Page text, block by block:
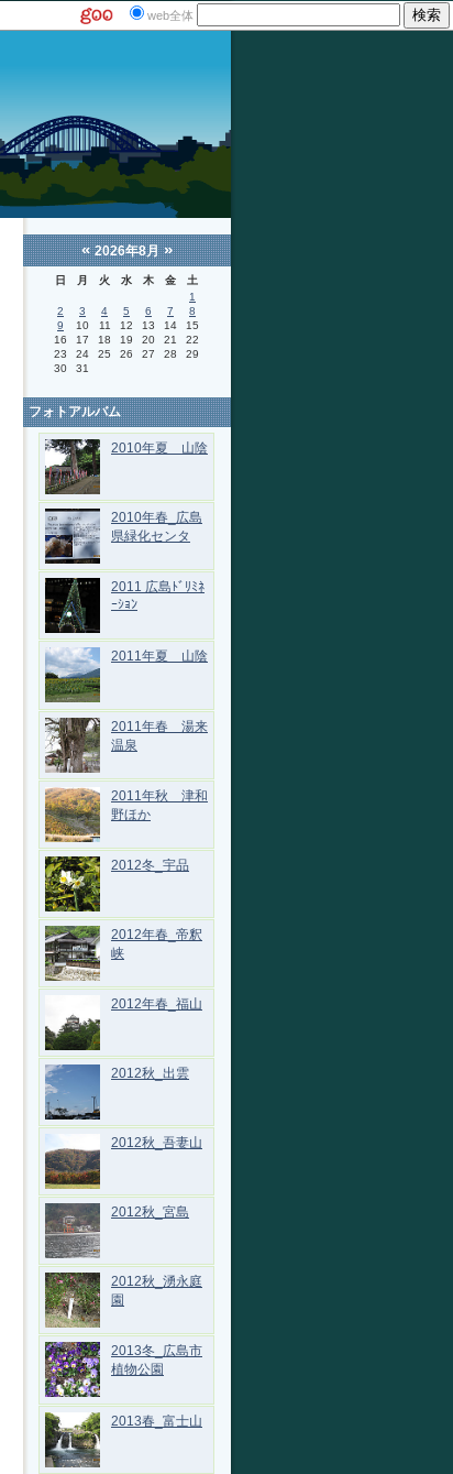
web全体
«2026年8月»
日 月 火 水 木 金
土
1
2
3 4 5 6 7
8
9
10 11 12 13 14
15
16
17 18 19 20 21
22
23
24 25 26 27 28
29
30
31
フォトアルバム
2010年夏 山陰
2010年春_広島
県緑化センタ
2011 広島ﾄﾞﾘﾐﾈ
ｰｼｮﾝ
2011年夏 山陰
2011年春 湯来
温泉
2011年秋 津和
野ほか
2012冬_宇品
2012年春_帝釈
峡
2012年春_福山
2012秋_出雲
2012秋_吾妻山
2012秋_宮島
2012秋_湧永庭
園
2013冬_広島市
植物公園
2013春_富士山